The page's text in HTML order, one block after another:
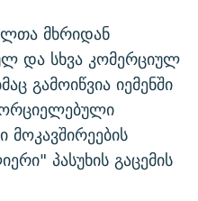
მხრიდან
და სხვა კომერციულ
გამოიწვია იემენში
მოკავშირეების
პასუხის გაცემის